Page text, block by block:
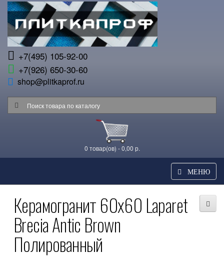
+7(495) 105-92-00
+7(926) 650-30-60
shop@plitkaprof.ru
0 товар(ов) - 0,00 р.
МЕНЮ
Керамогранит 60x60 Laparet
Brecia Antic Brown
Полированный